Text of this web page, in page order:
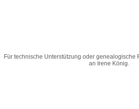
Für technische Unterstützung oder genealogische
an Irene König.